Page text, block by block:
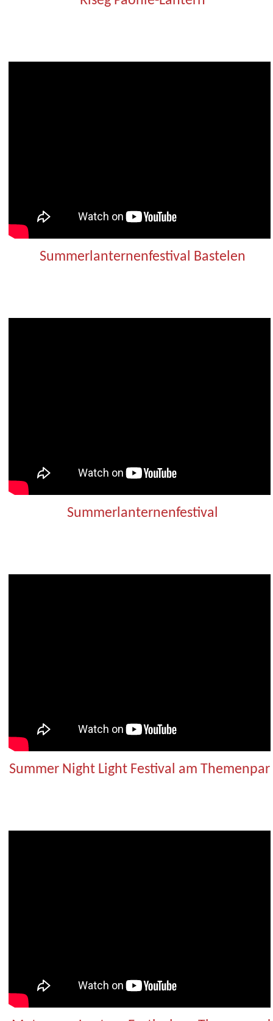
Summerlanternenfestival Bastelen
Summerlanternenfestival
Summer Night Light Festival am